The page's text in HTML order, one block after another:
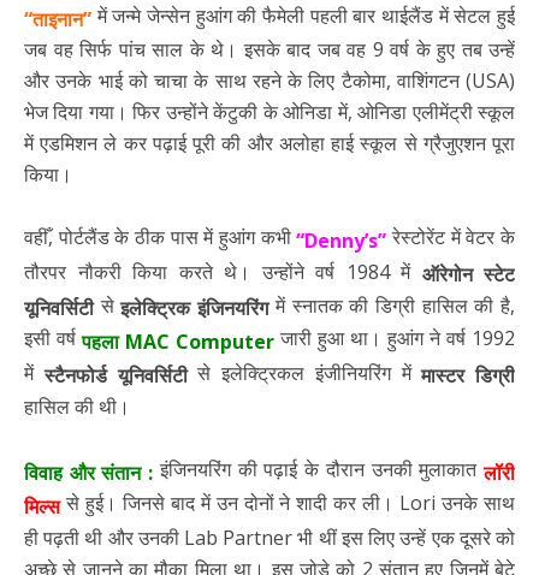
“ताइनान”में जन्मे जेन्सेन हुआंग की फैमेली पहली बार थाईलैंड में सेटल हुई
जब वह सिर्फ पांच साल के थे। इसके बाद जब वह 9 वर्ष के हुए तब उन्हें
और उनके भाई को चाचा के साथ रहने के लिए टैकोमा, वाशिंगटन (USA)
भेज दिया गया। फिर उन्होंने केंटुकी के ओनिडा में, ओनिडा एलीमेंट्री स्कूल
में एडमिशन ले कर पढ़ाई पूरी की और अलोहा हाई स्कूल से ग्रैजुएशन पूरा
किया।
वहीँ, पोर्टलैंड के ठीक पास में हुआंग कभी“Denny’s”रेस्टोरेंट में वेटर के
तौरपर नौकरी किया करते थे। उन्होंने वर्ष 1984 में ऑरेगोन स्टेट
यूनिवर्सिटीसेइलेक्ट्रिक इंजिनयरिंगमें स्नातक की डिग्री हासिल की है,
इसी वर्षपहला MAC Computer जारी हुआ था। हुआंग ने वर्ष 1992
मेंस्टैनफोर्ड यूनिवर्सिटीसे इलेक्ट्रिकल इंजीनियरिंग मेंमास्टर डिग्री
हासिल की थी।
विवाह और संतान : इंजिनयरिंग की पढ़ाई के दौरान उनकी मुलाकातलॉरी
मिल्ससे हुई। जिनसे बाद में उन दोनों ने शादी कर ली। Lori उनके साथ
ही पढ़ती थी और उनकी Lab Partner भी थीं इस लिए उन्हें एक दूसरे को
अच्छे से जानने का मौका मिला था। इस जोड़े को 2 संतान हुए जिनमें बेटे